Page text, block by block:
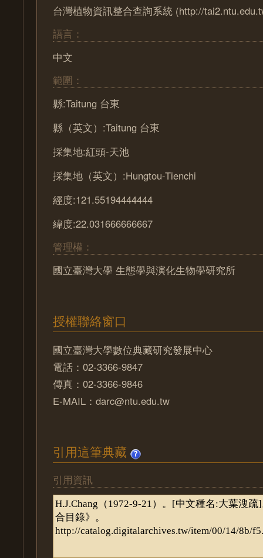
台灣植物資訊整合查詢系統 (http://
語言：
中文
範圍：
縣:Taitung 台東
縣（英文）:Taitung 台東
採集地:紅頭-天池
採集地（英文）:Hungtou-Tienchi
經度:121.55194444444
緯度:22.031666666667
管理權：
國立臺灣大學 生態學與演化生物學研究所
授權聯絡窗口
國立臺灣大學數位典藏研究發展中心
電話：02-3366-9847
傳真：02-3366-9846
E-MAIL：darc@ntu.edu.tw
引用這筆典藏
引用資訊